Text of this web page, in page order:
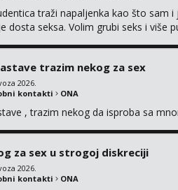
traži napaljenka kao što sam
dosta seksa. Volim grubi seks i više
trazim nekog za sex
2026.
kontakti ONA
, trazim nekog da isproba sa
za sex u strogoj diskreciji
2026.
kontakti ONA